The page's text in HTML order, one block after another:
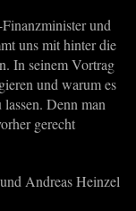
und
uns mit hinter die
In seinem Vortrag
und warum es
Denn man
gerecht
Andreas Heinzel